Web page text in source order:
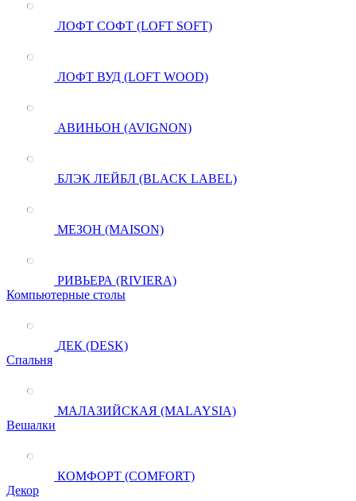
ЛОФТ СОФТ (LOFT SOFT)
ЛОФТ ВУД (LOFT WOOD)
АВИНЬОН (AVIGNON)
БЛЭК ЛЕЙБЛ (BLACK LABEL)
МЕЗОН (MAISON)
РИВЬЕРА (RIVIERA)
Компьютерные столы
ДЕК (DESK)
Спальня
МАЛАЗИЙСКАЯ (MALAYSIA)
Вешалки
КОМФОРТ (COMFORT)
Декор